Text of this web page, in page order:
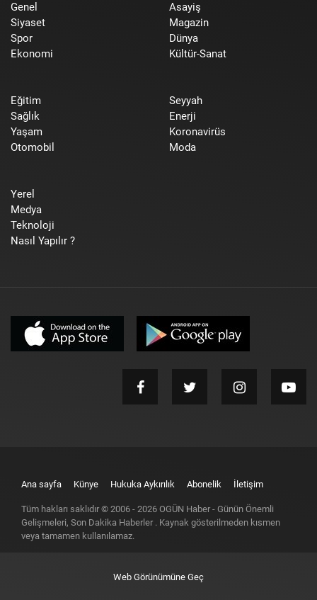
Genel
Siyaset
Spor
Ekonomi
Asayiş
Magazin
Dünya
Kültür-Sanat
Eğitim
Sağlık
Yaşam
Otomobil
Seyyah
Enerji
Koronavirüs
Moda
Yerel
Medya
Teknoloji
Nasıl Yapılır ?
Ana sayfa Künye Hukuka Aykırılık Abonelik İletişim
Tüm hakları saklıdır © 2006 - 2026 OGÜN Haber - Günün Önemli
Gelişmeleri, Son Dakika Haberler . Kaynak gösterilmeden kısmen
veya tamamen kullanılamaz.
Web Görünümüne Geç